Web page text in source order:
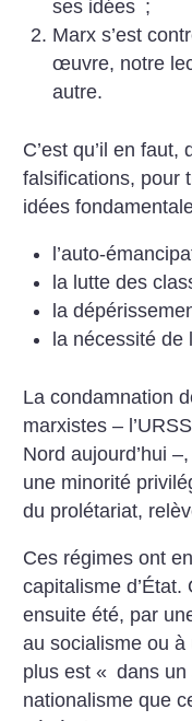
ses idées ;
Marx s’est
œuvre, notre
autre.
C’est qu’il en
falsifications, pour
idées
l’auto-
la lutte des
la
la nécessité de
La condamnation
marxistes –
Nord aujourd’hui
une minorité
du prolétariat,
Ces régimes ont
capitalisme d’État.
ensuite été, par
au socialisme ou
plus est « dans un
nationalisme que